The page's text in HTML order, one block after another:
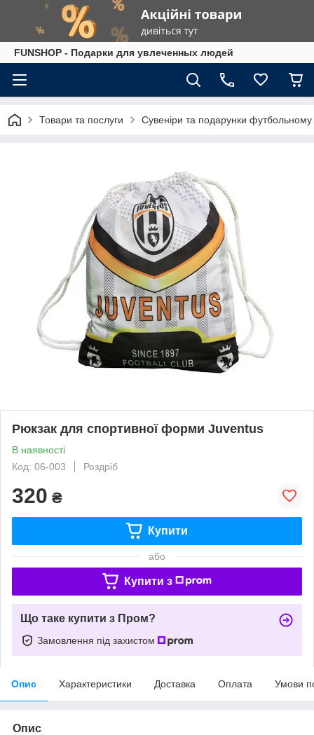
FUNSHOP - Подарки для увлеченных людей
Товари та послуги Сувеніри та подарунки
Рюкзак для спортивної форми Juventus
В наявності
Код: 06-003
Роздріб
320 ₴
Купити
або
Купити з
Що таке купити з Пром?
Замовлення під захистом
Опис Характеристики Доставка Оплата Умови
Опис